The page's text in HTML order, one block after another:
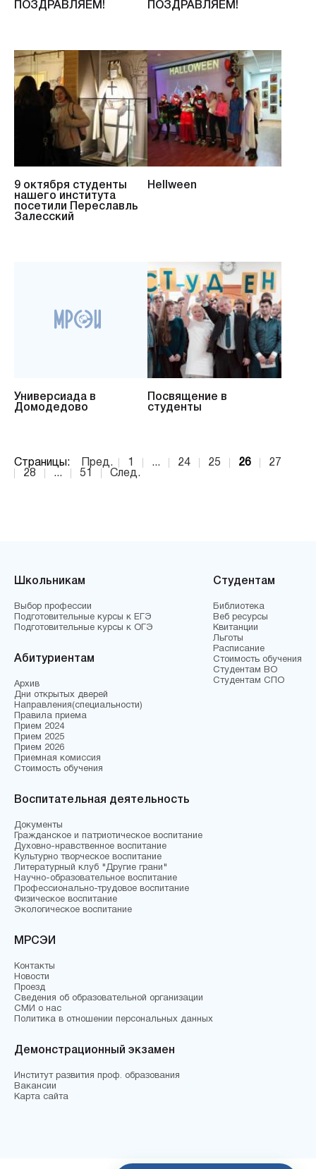
ПОЗДРАВЛЯЕМ! ПОЗДРАВЛЯЕМ!
9 октября студенты
нашего института
посетили Переславль
Залесский
Hellween
Универсиада в
Домодедово
Посвящение в
студенты
Страницы: Пред. 1 ... 24 25 26
27
28
... 51 След.
Школьникам
Выбор профессии
Подготовительные курсы к ЕГЭ
Подготовительные курсы к ОГЭ
Абитуриентам
Архив
Дни открытых дверей
Направления(специальности)
Правила приема
Прием 2024
Прием 2025
Прием 2026
Приемная комиссия
Стоимость обучения
Студентам
Библиотека
Веб ресурсы
Квитанции
Льготы
Расписание
Стоимость обучения
Студентам ВО
Студентам СПО
Воспитательная деятельность
Документы
Гражданское и патриотическое воспитание
Духовно-нравственное воспитание
Культурно творческое воспитание
Литературный клуб "Другие грани"
Научно-образовательное воспитание
Профессионально-трудовое воспитание
Физическое воспитание
Экологическое воспитание
МРСЭИ
Контакты
Новости
Проезд
Сведения об образовательной организации
СМИ о нас
Политика в отношении персональных данных
Демонстрационный экзамен
Институт развития проф. образования
Вакансии
Карта сайта